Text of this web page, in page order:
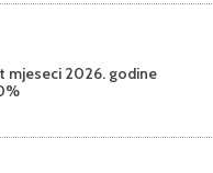
mjeseci 2026. godine